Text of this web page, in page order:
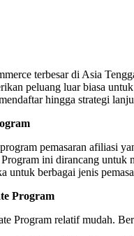
terbesar di Asia
peluang luar biasa
hingga strategi
pemasaran afiliasi
ini dirancang untuk
untuk berbagai jenis
Program
Program relatif mudah.